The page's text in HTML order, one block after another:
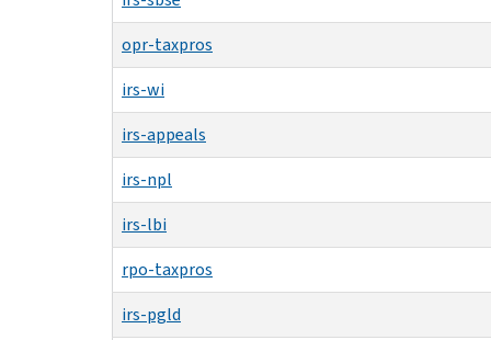
opr-taxpros
irs-wi
irs-appeals
irs-npl
irs-lbi
rpo-taxpros
irs-pgld